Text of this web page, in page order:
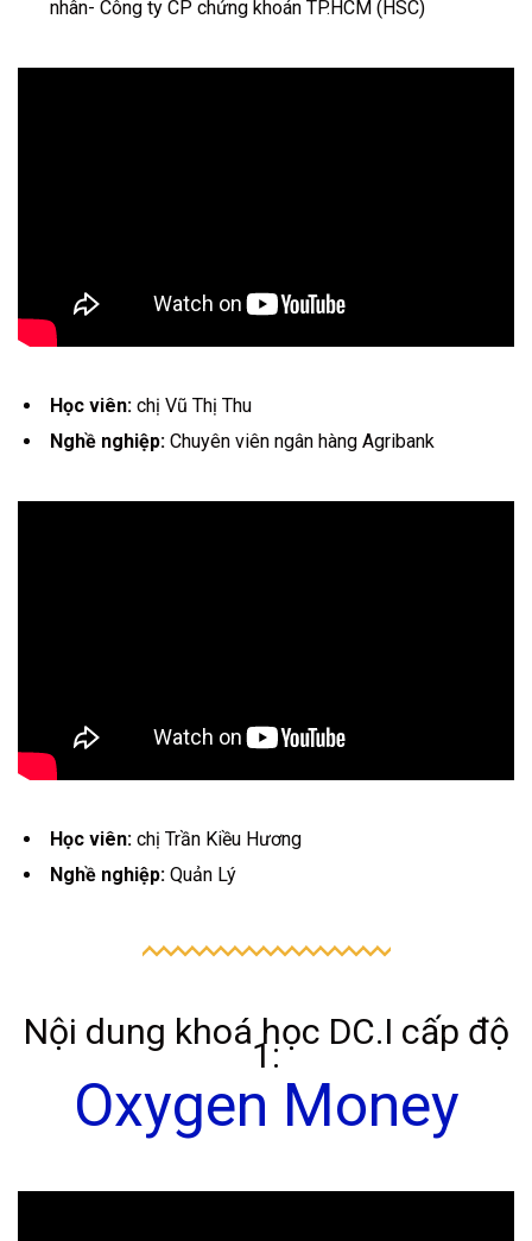
nhân- Công ty CP chứng khoán TP.HCM (HSC)
Học viên: chị Vũ Thị Thu
Nghề nghiệp: Chuyên viên ngân hàng Agribank
Học viên: chị Trần Kiều Hương
Nghề nghiệp: Quản Lý
Nội dung khoá học DC.I cấp độ
1:
Oxygen Money